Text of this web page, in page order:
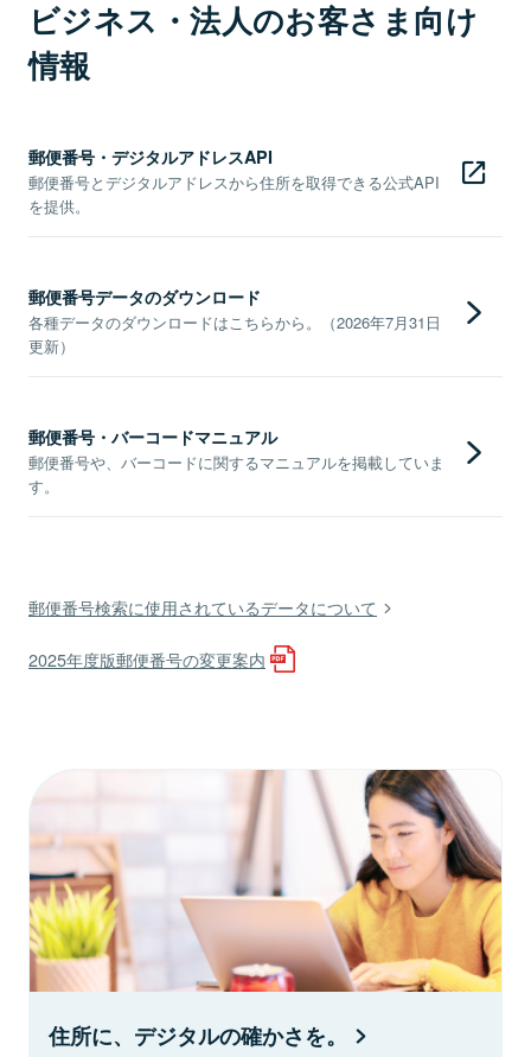
ビジネス・法人のお客さま向け
情報
郵便番号・デジタルアドレスAPI
郵便番号とデジタルアドレスから住所を取得できる公式API
を提供。
郵便番号データのダウンロード
各種データのダウンロードはこちらから。（2026年7月31日
更新）
郵便番号・バーコードマニュアル
郵便番号や、バーコードに関するマニュアルを掲載していま
す。
郵便番号検索に使用されているデータについて
2025年度版郵便番号の変更案内
住所に、デジタルの確かさを。